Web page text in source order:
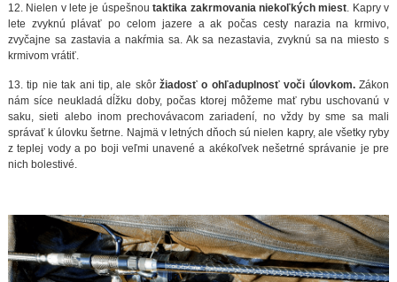
12. Nielen v lete je úspešnoutaktika zakrmovania niekoľkých miest. Kapry v
lete zvyknú plávať po celom jazere a ak počas cesty narazia na krmivo,
zvyčajne sa zastavia a nakŕmia sa. Ak sa nezastavia, zvyknú sa na miesto s
krmivom vrátiť.
13. tip nie tak ani tip, ale skôržiadosť o ohľaduplnosť voči úlovkom.Zákon
nám síce neukladá dĺžku doby, počas ktorej môžeme mať rybu uschovanú v
saku, sieti alebo inom prechovávacom zariadení, no vždy by sme sa mali
správať k úlovku šetrne. Najmä v letných dňoch sú nielen kapry, ale všetky ryby
z teplej vody a po boji veľmi unavené a akékoľvek nešetrné správanie je pre
nich bolestivé.